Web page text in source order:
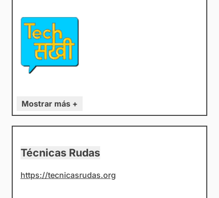
Mostrar más +
Técnicas Rudas
https://tecnicasrudas.org